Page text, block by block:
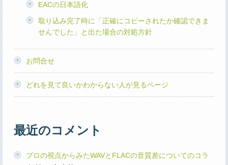
EACの日本語化
取り込み完了時に「正確にコピーされたか確認できま
せんでした」と出た場合の対処方針
お問合せ
どれを見て良いかわからない人が見るページ
最近のコメント
プロの視点からみたWAVとFLACの音質差についてのコラ